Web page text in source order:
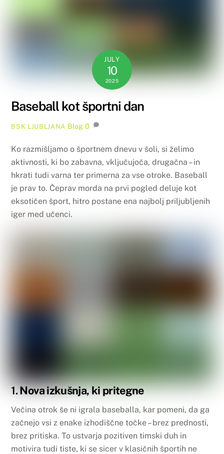
JULY
10
2025
Baseball kot športni dan
BSK LJUBLJANA Blog 0
Ko razmišljamo o športnem dnevu v šoli, si želimo
aktivnosti, ki bo zabavna, vključujoča, drugačna – in
hkrati tudi varna ter primerna za vse otroke. Baseball
je prav to. Čeprav morda na prvi pogled deluje kot
eksotičen šport, hitro postane ena najbolj priljubljenih
iger med učenci.
1.Nova izkušnja, ki pritegne
Večina otrok še ni igrala baseballa, kar pomeni, da ga
začnejo vsi z enake izhodiščne točke – brez prednosti,
brez pritiska. To ustvarja pozitiven timski duh in
motivira tudi tiste, ki se sicer v klasičnih športih ne